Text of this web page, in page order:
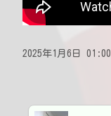
2025年1月6日 01:00